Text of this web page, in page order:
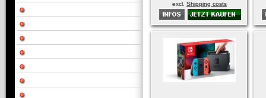
excl. Shipping costs